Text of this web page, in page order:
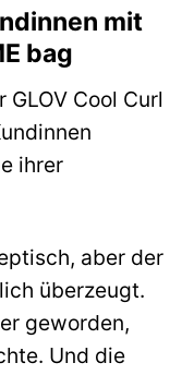
mit
bag
Cool Curl
ihrer
aber der
überzeugt.
geworden,
Und die